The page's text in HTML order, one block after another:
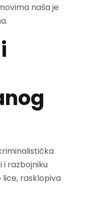
naša je
i razbojniku
rasklopiva